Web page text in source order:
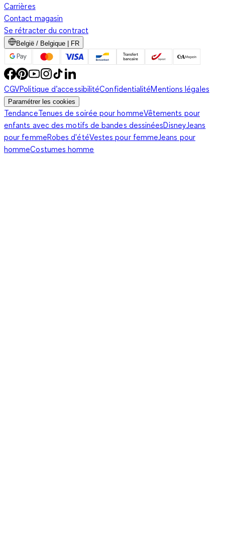
Carrières
Contact magasin
Se rétracter du contract
België / Belgique | FR
CGVPolitique d’accessibilitéConfidentialitéMentions légales
Paramétrer les cookies
TendanceTenues de soirée pour hommeVêtements pour
enfants avec des motifs de bandes dessinéesDisney Jeans
pour femmeRobes d'étéVestes pour femme Jeans pour
hommeCostumes homme